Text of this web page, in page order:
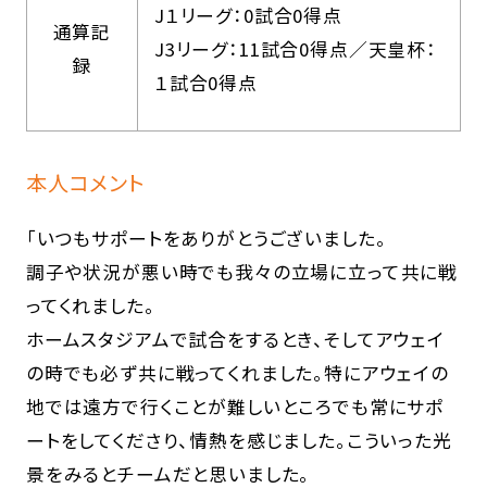
通算記
録
J１リーグ：0試合0得点
J3リーグ：11試合0得点／天皇杯：
１試合0得点
本人コメント
「いつもサポートをありがとうございました。
調子や状況が悪い時でも我々の立場に立って共に戦
ってくれました。
ホームスタジアムで試合をするとき、そしてアウェイ
の時でも必ず共に戦ってくれました。特にアウェイの
地では遠方で行くことが難しいところでも常にサポ
ートをしてくださり、情熱を感じました。こういった光
景をみるとチームだと思いました。